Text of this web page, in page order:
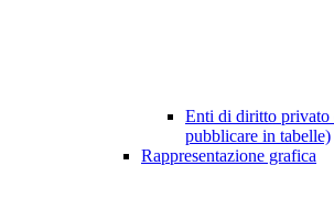
Enti di diritto privato
pubblicare in tabelle)
Rappresentazione grafica